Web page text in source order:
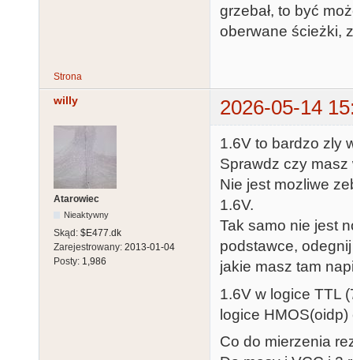
grzebał, to być
oberwane ścieżki,
Strona
willy 2026-05-14
Atarowiec
Nieaktywny
Skąd: $E477.dk
Zarejestrowany: 2013-01-04
Posty: 1,986
1.6V to bardzo zly
Sprawdz czy
Nie jest mozliwe
1.6V.
Tak samo nie jest
podstawce,
jakie masz tam
1.6V w logice TTL
logice
Co do mierzenia